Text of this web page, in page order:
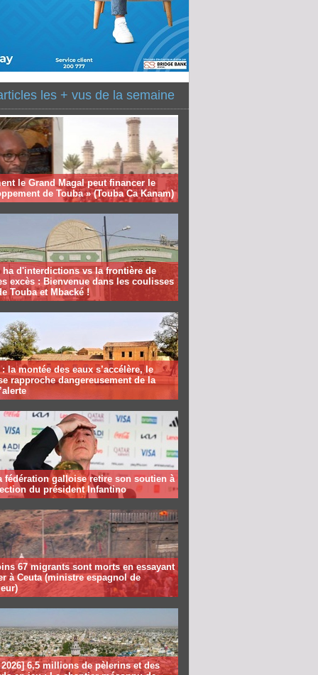
les + vus de la semaine
le Grand Magal peut financer le
de Touba » (Touba Ca Kanam)
ha d'interdictions vs la frontière de
excès : Bienvenue dans les coulisses
Touba et Mbacké !
la montée des eaux s’accélère, le
rapproche dangereusement de la
fédération galloise retire son soutien à
du président Infantino
67 migrants sont morts en essayant
à Ceuta (ministre espagnol de
6,5 millions de pèlerins et des